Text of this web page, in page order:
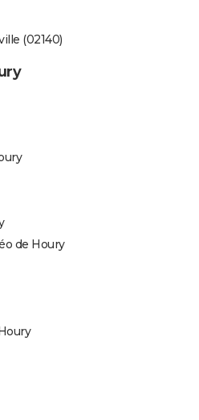
(02140)
de Houry